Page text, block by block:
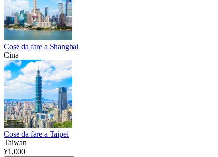
Cose da fare a Shanghai
Cina
Cose da fare a Taipei
Taiwan
¥1,000